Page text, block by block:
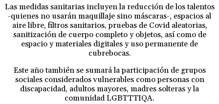
Las medidas sanitarias incluyen la reducción de los talentos
-quienes no usarán maquillaje sino máscaras-, espacios al
aire libre, filtros sanitarios, pruebas de Covid aleatorias,
sanitización de cuerpo completo y objetos, así como de
espacio y materiales digitales y uso permanente de
cubrebocas.
Este año también se sumará la participación de grupos
sociales considerados vulnerables como personas con
discapacidad, adultos mayores, madres solteras y la
comunidad LGBTTTIQA.